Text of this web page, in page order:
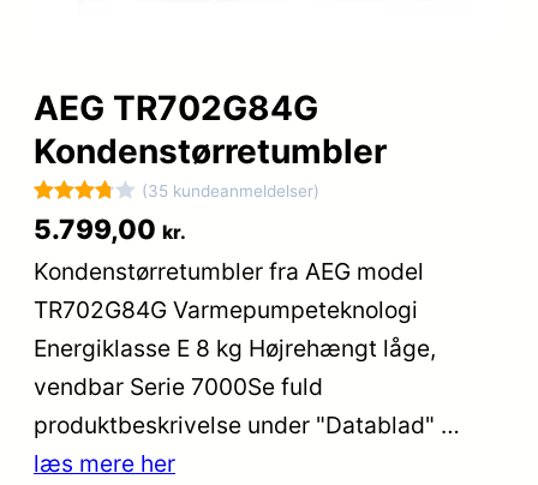
AEG TR702G84G
Kondenstørretumbler
Bedømt
3.8ud af
5
baseret
35
kundebed
ømmels
er
(35 kundeanmeldelser)
5.799,00 kr.
Kondenstørretumbler fra AEG model
TR702G84G Varmepumpeteknologi
Energiklasse E 8 kg Højrehængt låge,
vendbar Serie 7000Se fuld
produktbeskrivelse under "Datablad" …
læs mere her